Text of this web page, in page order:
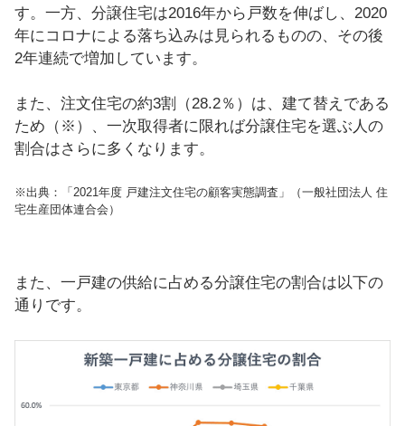
す。一方、分譲住宅は2016年から戸数を伸ばし、2020
年にコロナによる落ち込みは見られるものの、その後
2年連続で増加しています。
また、注文住宅の約3割（28.2％）は、建て替えである
ため（※）、一次取得者に限れば分譲住宅を選ぶ人の
割合はさらに多くなります。
※出典：「2021年度 戸建注文住宅の顧客実態調査」（一般社団法人 住
宅生産団体連合会）
また、一戸建の供給に占める分譲住宅の割合は以下の
通りです。